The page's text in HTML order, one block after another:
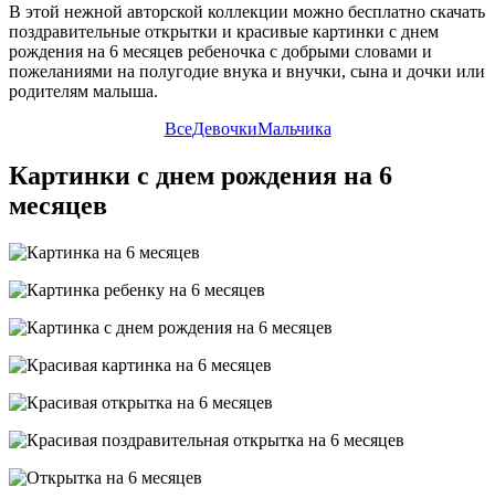
В этой нежной авторской коллекции можно бесплатно скачать
поздравительные открытки и красивые картинки с днем
рождения на 6 месяцев ребеночка с добрыми словами и
пожеланиями на полугодие внука и внучки, сына и дочки или
родителям малыша.
ВсеДевочкиМальчика
Картинки с днем рождения на 6
месяцев